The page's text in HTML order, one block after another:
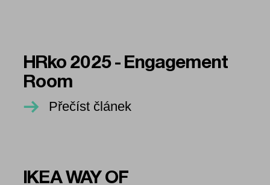
HRko 2025 - Engagement
Room
Přečíst článek
IKEA WAY OF